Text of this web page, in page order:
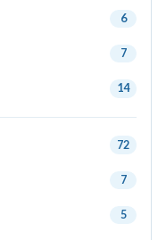
6
7
14
72
7
5